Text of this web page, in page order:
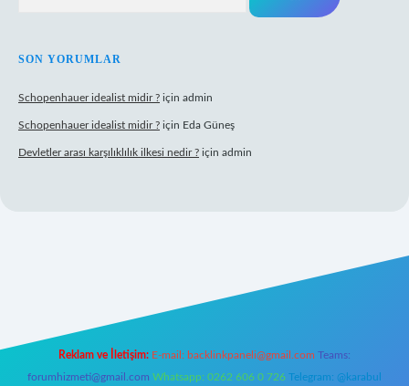
SON YORUMLAR
Schopenhauer idealist midir ? için admin
Schopenhauer idealist midir ? için Eda Güneş
Devletler arası karşılıklılık ilkesi nedir ? için admin
Reklam ve İletişim: E-mail: backlinkpaneli@gmail.com Teams:
forumhizmeti@gmail.com Whatsapp: 0262 606 0 726 Telegram: @karabul